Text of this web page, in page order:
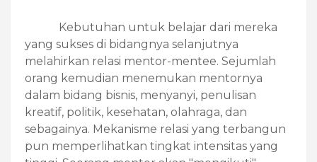
Kebutuhan untuk belajar dari mereka
yang sukses di bidangnya selanjutnya
melahirkan relasi mentor-mentee. Sejumlah
orang kemudian menemukan mentornya
dalam bidang bisnis, menyanyi, penulisan
kreatif, politik, kesehatan, olahraga, dan
sebagainya. Mekanisme relasi yang terbangun
pun memperlihatkan tingkat intensitas yang